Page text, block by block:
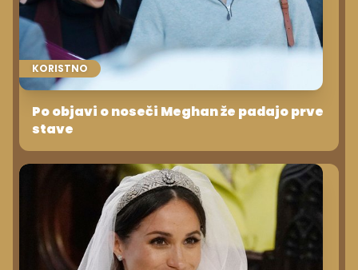
KORISTNO
Po objavi o noseči Meghan že padajo prve
stave